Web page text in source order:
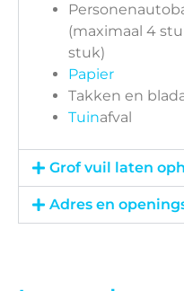
(maximaal 4
stuk)
Papier
Takken en
Tuinafval
Grof vuil laten
Adres en